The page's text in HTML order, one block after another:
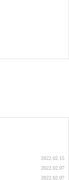
2022.02.15
2022.02.07
2022.02.07